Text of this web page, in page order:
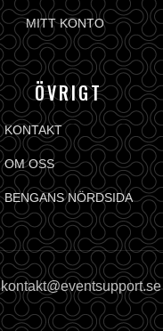
MITT KONTO
ÖVRIGT
KONTAKT
OM OSS
BENGANS NÖRDSIDA
kontakt@eventsupport.se